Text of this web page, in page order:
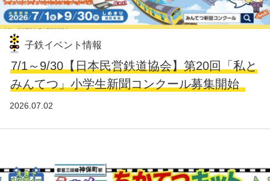
子鉄イベント情報
7/1～9/30【日本民営鉄道協会】第20回「私と
みんてつ」小学生新聞コンクール募集開始
2026.07.02